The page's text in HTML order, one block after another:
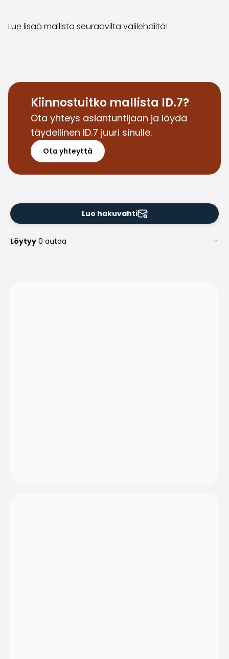
Saka Finland Oy
Laskutustiedot
Medialle
Kokemuksia Sakasta
Reklamaatiot
Lue lisää mallista seuraavilta välilehdiltä!
Kiinnostuitko mallista ID.7?
Ota yhteys asiantuntijaan ja löydä
täydellinen ID.7 juuri sinulle.
Ota yhteyttä
Luo hakuvahti
Löytyy 0 autoa